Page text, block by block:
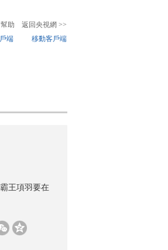
幫助 返回央視網 >>
端
移動客戶端
王項羽要在